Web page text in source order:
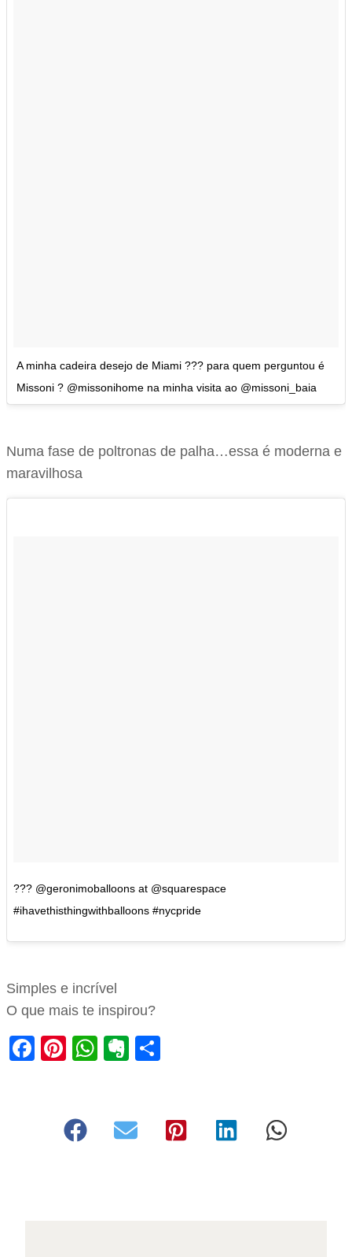
A minha cadeira desejo de Miami ??? para quem perguntou é
Missoni ? @missonihome na minha visita ao @missoni_baia
Numa fase de poltronas de palha…essa é moderna e
maravilhosa
??? @geronimoballoons at @squarespace
#ihavethisthingwithballoons #nycpride
Simples e incrível
O que mais te inspirou?
Facebook
Pinterest
WhatsApp
Evernote